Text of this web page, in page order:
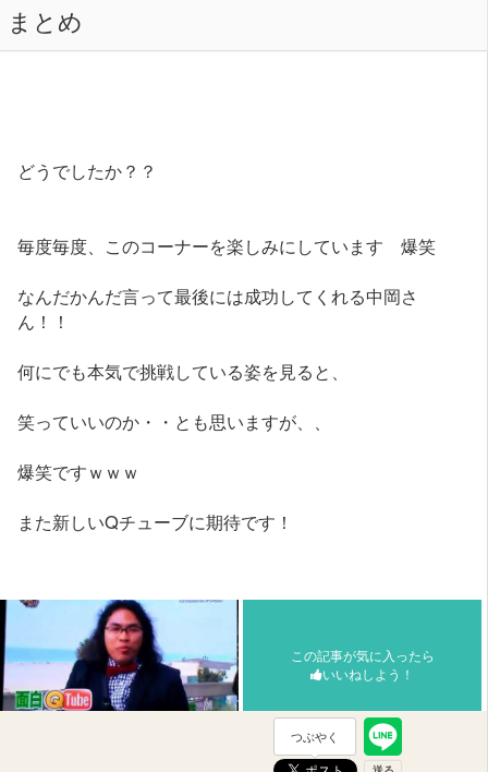
まとめ
どうでしたか？？
毎度毎度、このコーナーを楽しみにしています 爆笑
なんだかんだ言って最後には成功してくれる中岡さ
ん！！
何にでも本気で挑戦している姿を見ると、
笑っていいのか・・とも思いますが、、
爆笑ですｗｗｗ
また新しいQチューブに期待です！
この記事が気に入ったら
いいねしよう！
つぶやく